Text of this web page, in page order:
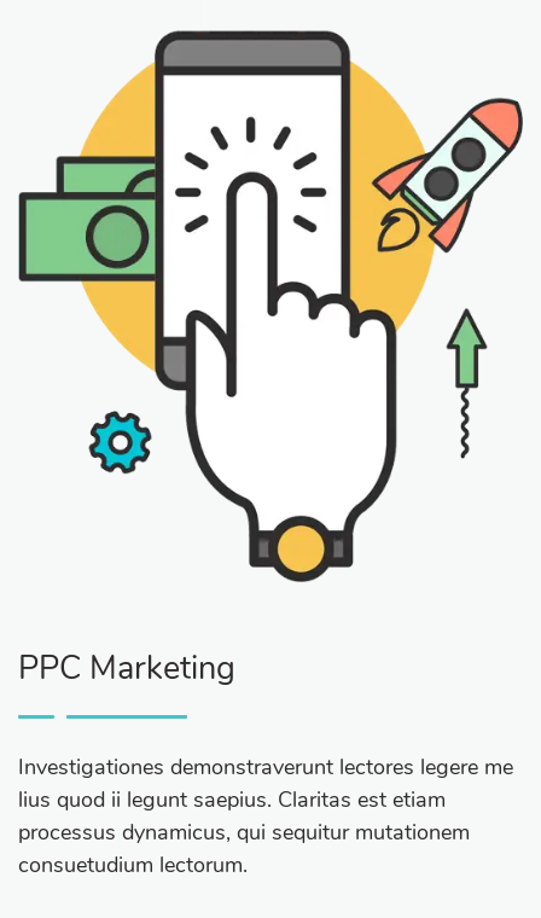
PPC Marketing
Investigationes demonstraverunt lectores legere me
lius quod ii legunt saepius. Claritas est etiam
processus dynamicus, qui sequitur mutationem
consuetudium lectorum.